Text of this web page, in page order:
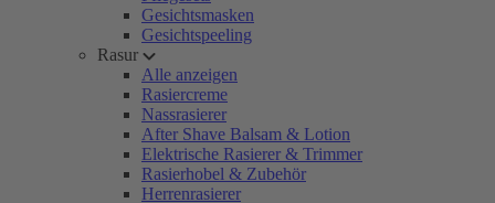
Gesichtsmasken
Gesichtspeeling
Rasur
Alle anzeigen
Rasiercreme
Nassrasierer
After Shave Balsam & Lotion
Elektrische Rasierer & Trimmer
Rasierhobel & Zubehör
Herrenrasierer